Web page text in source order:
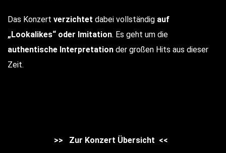
Das Konzert verzichtet dabei vollständig auf
„Lookalikes“ oder Imitation. Es geht um die
authentische Interpretation der großen Hits aus dieser
Zeit.
>> Zur Konzert Übersicht <<